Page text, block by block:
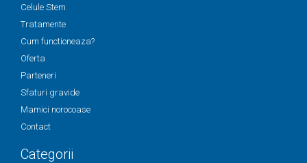
Celule Stem
Tratamente
Cum functioneaza?
Oferta
Parteneri
Sfaturi gravide
Mamici norocoase
Contact
Categorii